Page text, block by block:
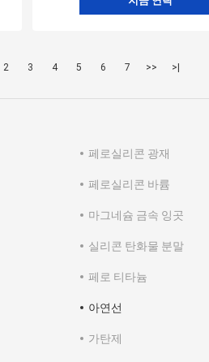
2 3 4 5 6 7 >> >|
페로실리콘 광재
페로실리콘 바륨
마그네슘 금속 잉곳
실리콘 탄화물 분말
페로 티타늄
아연선
가탄제